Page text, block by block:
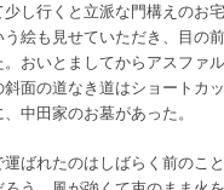
し行くと立派な門構えのお
絵も見せていただき、目の
おいとましてからアスファ
面の道なき道はショートカ
中田家のお墓があった。
ばれたのはしばらく前のこ